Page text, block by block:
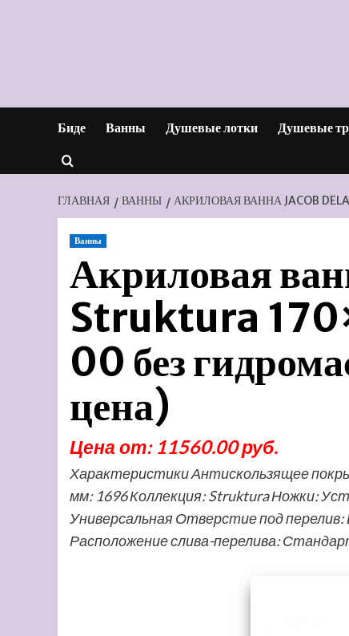
Биде Ванны Душевые лотки Душевые
ГЛАВНАЯ ВАННЫ АКРИЛОВАЯ ВАННА JACOB
Ванны
Акриловая
Struktura
00 без
цена)
Цена от: 11560.00 руб.
Характеристики Антискользящее
мм: 1696 Коллекция: Struktura Ножки:
Универсальная Отверстие под
Расположение слива-перелива: